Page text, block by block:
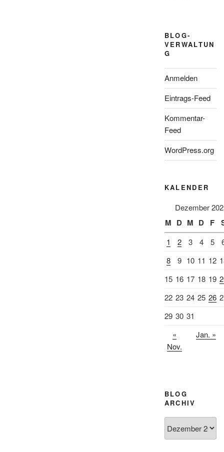
BLOG-
VERWALTUN
G
Anmelden
Eintrags-Feed
Kommentar-
Feed
WordPress.org
KALENDER
Dezember
M D M D F
1 2 3 4 5
8
9 10 11 12
15 16 17 18 19
22 23 24 25 26
29 30 31
«
Nov.
Jan. »
BLOG
ARCHIV
Archiv